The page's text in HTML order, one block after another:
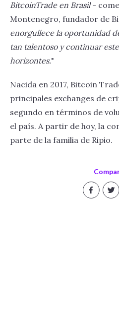
BitcoinTrade en Brasil-
Montenegro, fundador de
enorgullece la oportunidad
tan talentoso y continuar
horizontes."
Nacida en 2017, Bitcoin
principales exchanges de
segundo en términos de
el país. A partir de hoy, la
parte de la familia de Ripio.